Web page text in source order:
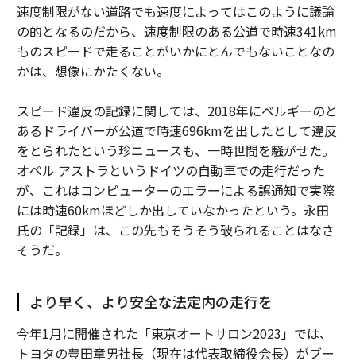
速度制限がない道路でも速度によってはこのように議論
の的となるのだから、速度制限のある公道で時速341km
ものスピードで走ることがいかにとんでもないことなの
かは、想像にかたくない。
スピード違反の記録に関しては、2018年にベルギーのと
あるドライバーが公道で時速696kmを出したとして違反
をとられたという珍ニュースも、一時世間を騒がせた。
オペル アストラというドイツの自動車での走行だった
が、これはコンピューターのエラーによる誤通知で実際
には時速60kmほどしか出していなかったという。永田
氏の「記録」は、この先もそうそう破られることはなさ
そうだ。
より早く、より安全な法定内の走行を
今年1月に開催された「東京オートサロン2023」では、
トヨタの豊田章男社長（現在は代表取締役会長）がブー